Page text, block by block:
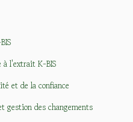
à l'extrait K-BIS
et de la confiance
gestion des changements